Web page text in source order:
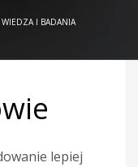
WIEDZA I BADANIA
lepiej